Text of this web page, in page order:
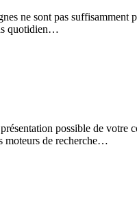
ne sont pas suffisamment
quotidien…
possible de votre
moteurs de recherche…